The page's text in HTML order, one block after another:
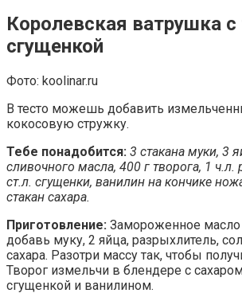
Королевская ватрушка с
сгущенкой
Фото: koolinar.ru
В тесто можешь добавить
кокосовую стружку.
Тебе понадобится: 3 стакана муки, 3
сливочного масла, 400 г творога, 1 ч.л.
ст.л. сгущенки, ванилин на кончике
стакан сахара.
Приготовление: Замороженное масло
добавь муку, 2 яйца, разрыхлитель,
сахара. Разотри массу так, чтобы
Творог измельчи в блендере с
сгущенкой и ванилином.